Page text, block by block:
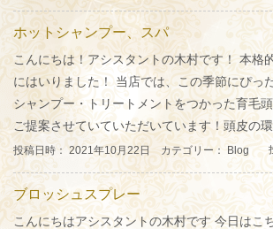
ホットシャンプー、スパ
こんにちは！アシスタントの木村です！ 本格
にはいりました！ 当店では、この季節にぴっ
シャンプー・トリートメントをつかった育毛頭
ご提案させていていただいています！頭皮の
投稿日時： 2021年10月22日 カテゴリー： Blog 投
ブロッシュスプレー
こんにちはアシスタントの木村です 今日はこ